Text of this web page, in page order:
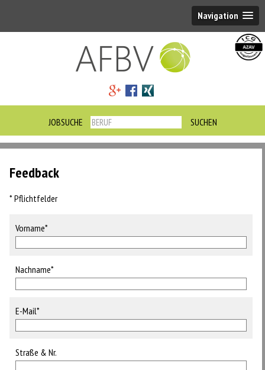
Navigation
JOBSUCHE
Feedback
* Pflichtfelder
Vorname*
Nachname*
E-Mail*
Straße & Nr.